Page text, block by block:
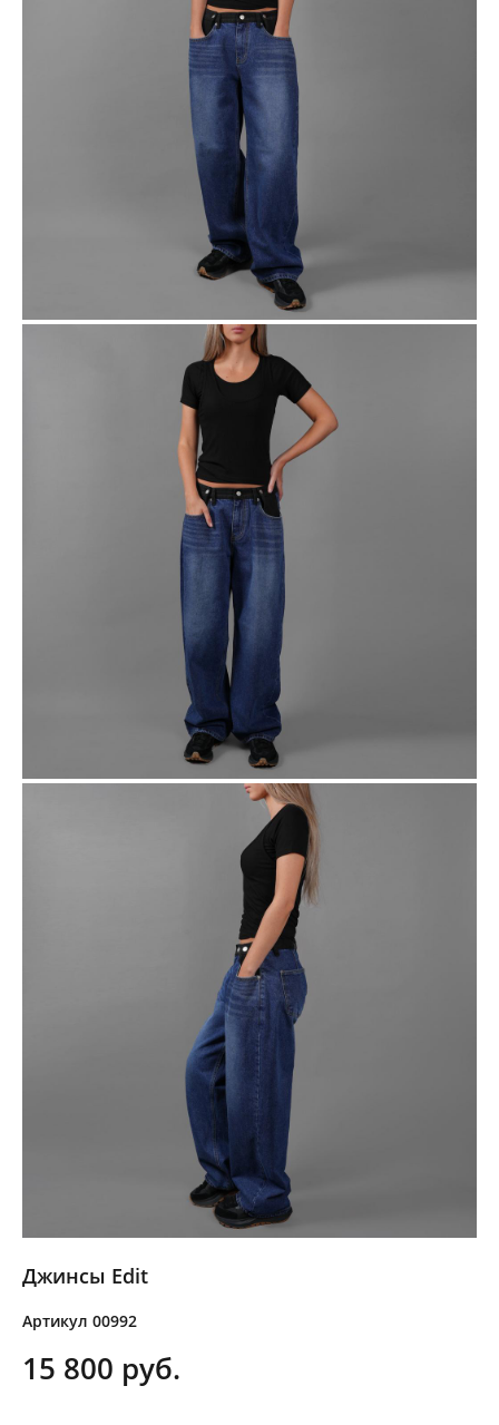
Джинсы Edit
Артикул 00992
15 800 pуб.